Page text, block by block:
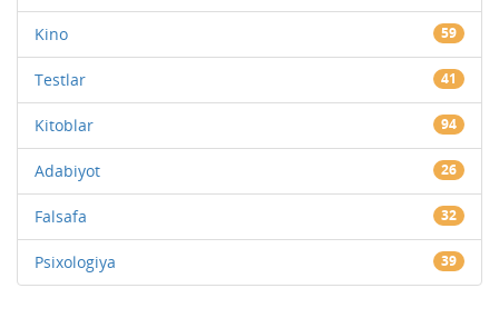
Kino 59
Testlar 41
Kitoblar 94
Adabiyot 26
Falsafa 32
Psixologiya 39